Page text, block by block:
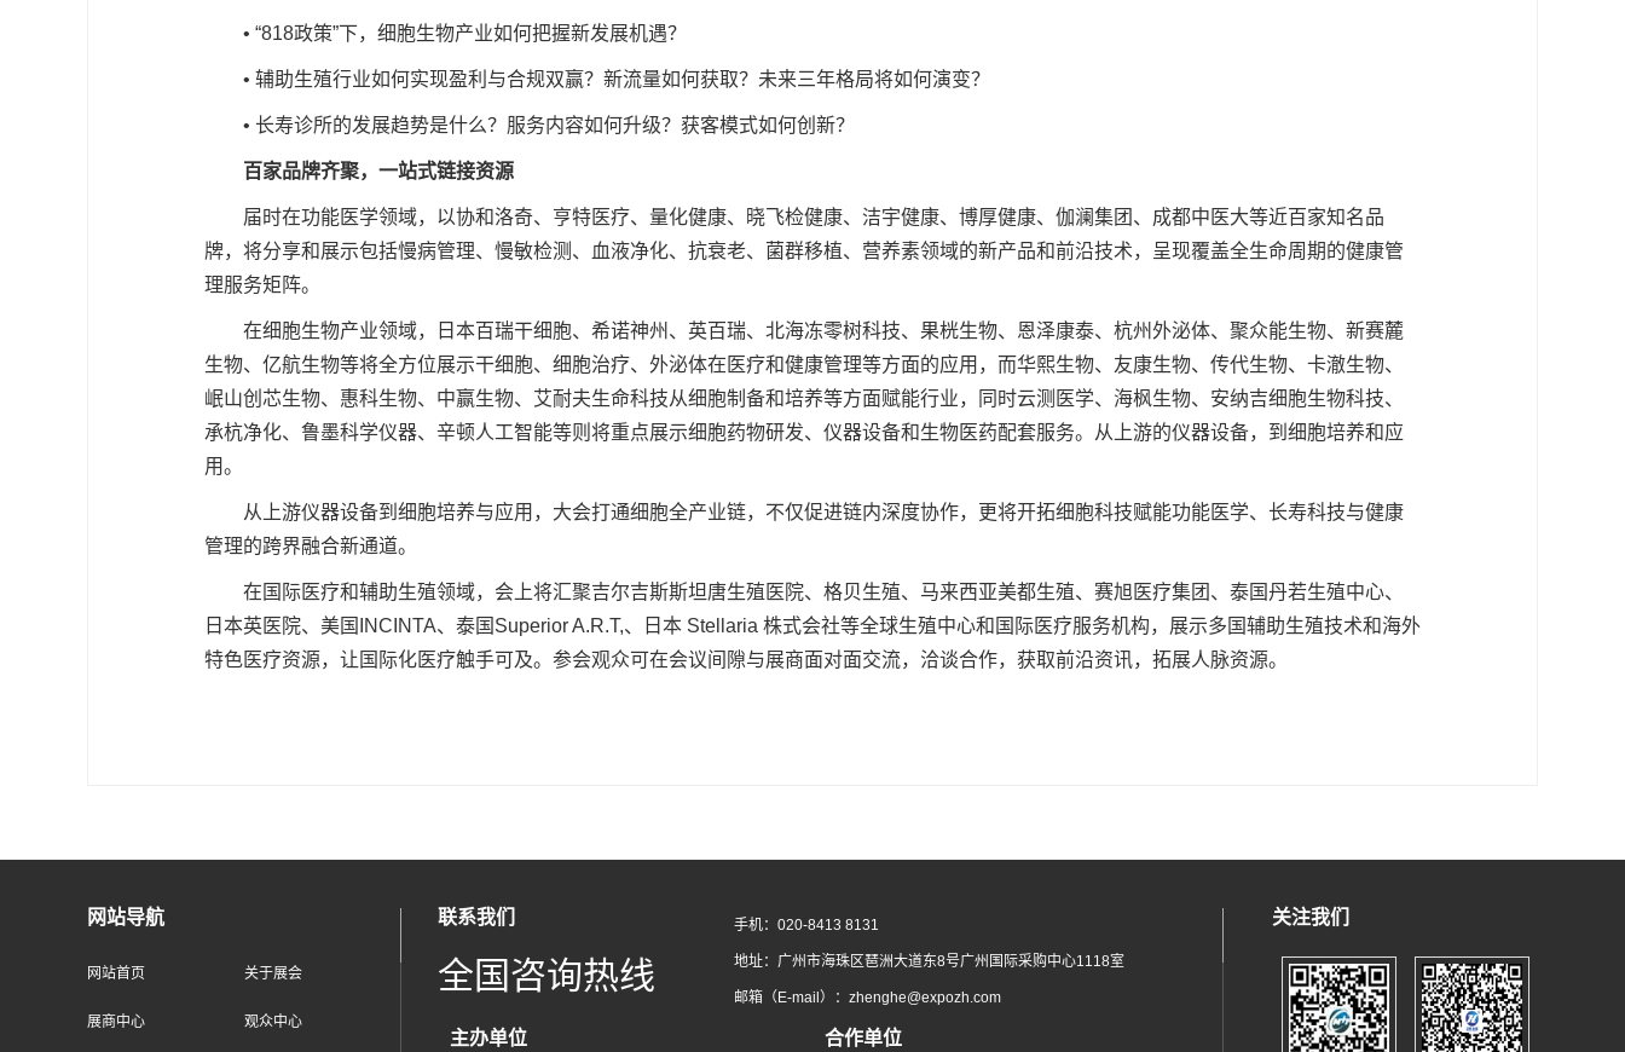
• “818政策”下，细胞生物产业如何把握新发展机遇？
• 辅助生殖行业如何实现盈利与合规双赢？新流量如何获取？未来三年格局将如何演变？
• 长寿诊所的发展趋势是什么？服务内容如何升级？获客模式如何创新？
百家品牌齐聚，一站式链接资源
届时在功能医学领域，以协和洛奇、亨特医疗、量化健康、晓飞检健康、洁宇健康、博厚健康、伽澜集团、成都中医大等近百家知名品
牌，将分享和展示包括慢病管理、慢敏检测、血液净化、抗衰老、菌群移植、营养素领域的新产品和前沿技术，呈现覆盖全生命周期的健康管
理服务矩阵。
在细胞生物产业领域，日本百瑞干细胞、希诺神州、英百瑞、北海冻零树科技、果桄生物、恩泽康泰、杭州外泌体、聚众能生物、新赛麓
生物、亿航生物等将全方位展示干细胞、细胞治疗、外泌体在医疗和健康管理等方面的应用，而华熙生物、友康生物、传代生物、卡澈生物、
岷山创芯生物、惠科生物、中赢生物、艾耐夫生命科技从细胞制备和培养等方面赋能行业，同时云测医学、海枫生物、安纳吉细胞生物科技、
承杭净化、鲁墨科学仪器、辛顿人工智能等则将重点展示细胞药物研发、仪器设备和生物医药配套服务。从上游的仪器设备，到细胞培养和应
用。
从上游仪器设备到细胞培养与应用，大会打通细胞全产业链，不仅促进链内深度协作，更将开拓细胞科技赋能功能医学、长寿科技与健康
管理的跨界融合新通道。
在国际医疗和辅助生殖领域，会上将汇聚吉尔吉斯斯坦唐生殖医院、格贝生殖、马来西亚美都生殖、赛旭医疗集团、泰国丹若生殖中心、
日本英医院、美国INCINTA、泰国Superior A.R.T,、日本 Stellaria 株式会社等全球生殖中心和国际医疗服务机构，展示多国辅助生殖技术和海外
特色医疗资源，让国际化医疗触手可及。参会观众可在会议间隙与展商面对面交流，洽谈合作，获取前沿资讯，拓展人脉资源。
网站导航
网站首页 关于展会
展商中心 观众中心
联系我们
全国咨询热线
手机：020-8413 8131
地址：广州市海珠区琶洲大道东8号广州国际采购中心1118室
邮箱（E-mail）：zhenghe@expozh.com
主办单位 合作单位
关注我们